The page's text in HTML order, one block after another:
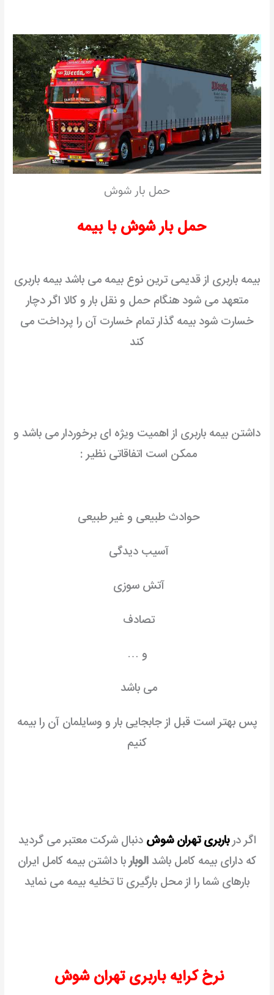
حمل بار شوش
حمل بار شوش با بیمه
بیمه باربری از قدیمی ترین نوع بیمه می باشد بیمه باربری
متعهد می شود هنگام حمل و نقل بار و کالا اگر دچار
خسارت شود بیمه گذار تمام خسارت آن را پرداخت می
کند
داشتن بیمه باربری از اهمیت ویژه ای برخوردار می باشد و
ممکن است اتفاقاتی نظیر :
حوادث طبیعی و غیر طبیعی
آسیب دیدگی
آتش سوزی
تصادف
و …
می باشد
پس بهتر است قبل از جابجایی بار و وسایلمان آن را بیمه
کنیم
اگر درباربری تهران شوش دنبال شرکت معتبر می گردید
که دارای بیمه کامل باشد الوباربا داشتن بیمه کامل ایران
بارهای شما را از محل بارگیری تا تخلیه بیمه می نماید
نرخ کرایه باربری تهران شوش